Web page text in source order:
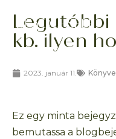
Legutóbbi
kb. ilyen
2023. január 11.
Ez egy minta
bemutassa a